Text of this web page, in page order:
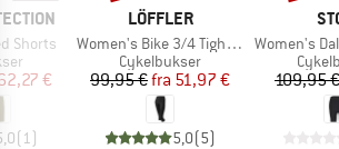
Shorts
pris
€
(1)
MÆRKE
LÖFFLER
Artikel
Women's Bike 3/4 Tights Basic
Produktgruppe
Cykelbukser
Pris
99,95 € Nedsat pris
fra 51,97 €
5,0(5)
Artikel
Women's DalslandSt.
109,95 €